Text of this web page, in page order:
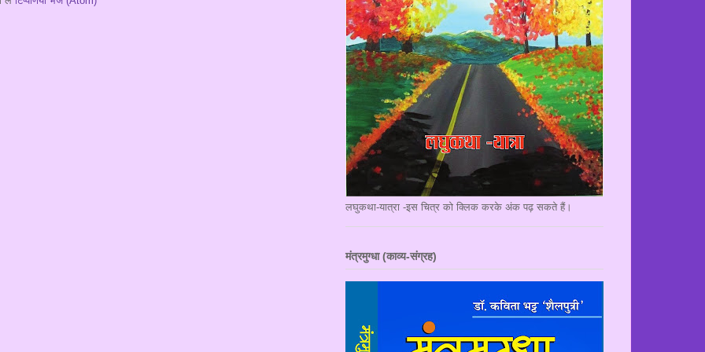
लघुकथा-यात्रा -इस चित्र को क्लिक करके अंक पढ़ सकते हैं।
मंत्रमुग्धा (काव्य-संग्रह)